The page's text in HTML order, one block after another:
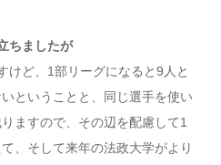
ちましたが
けど、1部リーグになると9人と
ということと、同じ選手を使い
ますので、その辺を配慮して1
、そして来年の法政大学がより